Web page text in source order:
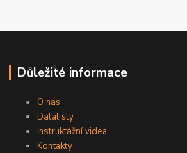
Důležité informace
O nás
Datalisty
Instruktážní videa
Kontakty